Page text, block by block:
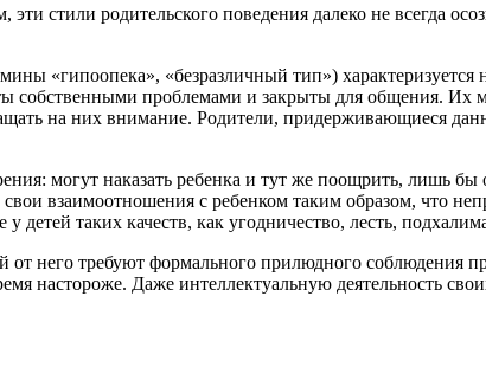
стили родительского поведения далеко не всегда
«гипоопека», «безразличный тип»)
собственными проблемами и закрыты для общения. Их
на них внимание. Родители, придерживающиеся
могут наказать ребенка и тут же поощрить, лишь бы
взаимоотношения с ребенком таким образом, что
таких качеств, как угодничество, лесть,
него требуют формального прилюдного соблюдения
настороже. Даже интеллектуальную деятельность